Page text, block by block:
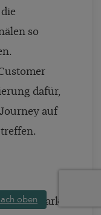
so
dafür,
auf
den Markt
oben